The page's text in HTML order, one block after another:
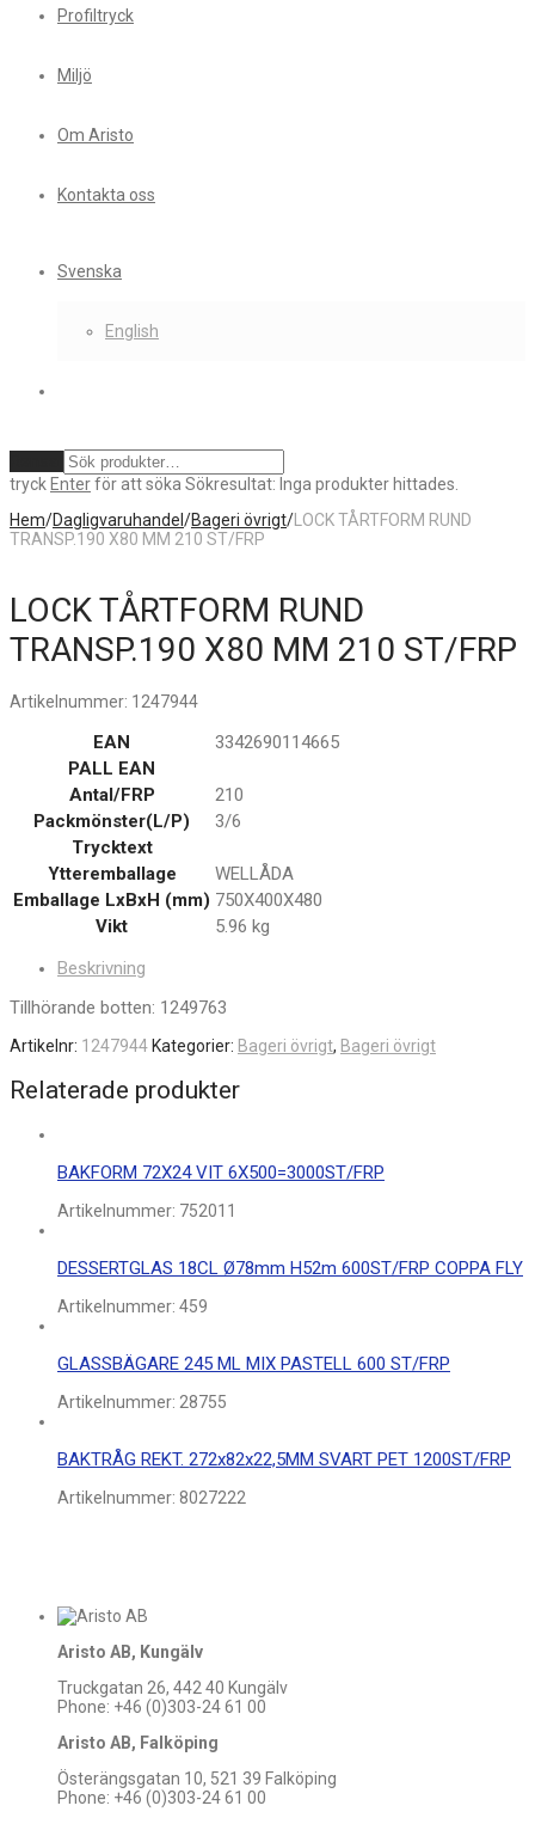
Profiltryck
Miljö
Om Aristo
Kontakta oss
Svenska
English
tryck Enterför att söka Sökresultat: Inga produkter hittades.
Hem/Dagligvaruhandel /Bageri övrigt/ LOCK TÅRTFORM RUND
TRANSP.190 X80 MM 210 ST/FRP
LOCK TÅRTFORM RUND
TRANSP.190 X80 MM 210 ST/FRP
Artikelnummer: 1247944
EAN
3342690114665
PALL EAN
Antal/FRP
210
Packmönster(L/P)
3/6
Trycktext
Ytteremballage
WELLÅDA
Emballage LxBxH (mm) 750X400X480
Vikt
5.96 kg
Beskrivning
Tillhörande botten: 1249763
Artikelnr: 1247944Kategorier: Bageri övrigt, Bageri övrigt
Relaterade produkter
BAKFORM 72X24 VIT 6X500=3000ST/FRP
Artikelnummer: 752011
DESSERTGLAS 18CL Ø78mm H52m 600ST/FRP COPPA FLY
Artikelnummer: 459
GLASSBÄGARE 245 ML MIX PASTELL 600 ST/FRP
Artikelnummer: 28755
BAKTRÅG REKT. 272x82x22,5MM SVART PET 1200ST/FRP
Artikelnummer: 8027222
Aristo AB, Kungälv
Truckgatan 26, 442 40 Kungälv
Phone: +46 (0)303-24 61 00
Aristo AB, Falköping
Österängsgatan 10, 521 39 Falköping
Phone: +46 (0)303-24 61 00